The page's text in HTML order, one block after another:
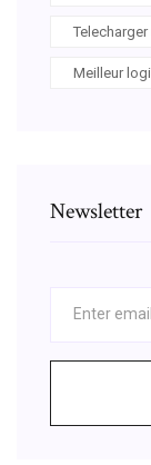
Meilleur
Newsletter